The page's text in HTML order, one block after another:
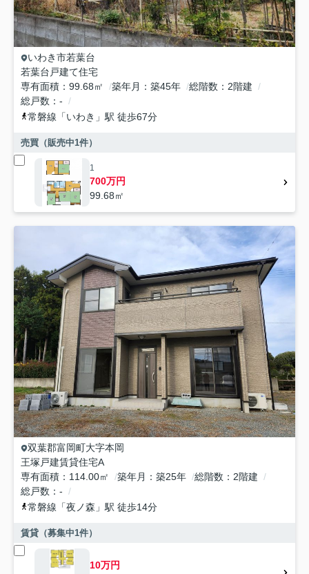
いわき市若葉台
若葉台戸建て住宅
専有面積
99.68㎡ 築年月 築45年 総階数
2階建
総戸数
-
常磐線 「いわき 」駅 徒歩67分
売買（販売中1件）
1
700万円
99.68㎡
双葉郡富岡町大字本岡
王塚戸建賃貸住宅A
専有面積
114.00㎡ 築年月 築25年 総階数
2階建
総戸数
-
常磐線 「夜ノ森 」駅 徒歩14分
賃貸（募集中1件）
10万円